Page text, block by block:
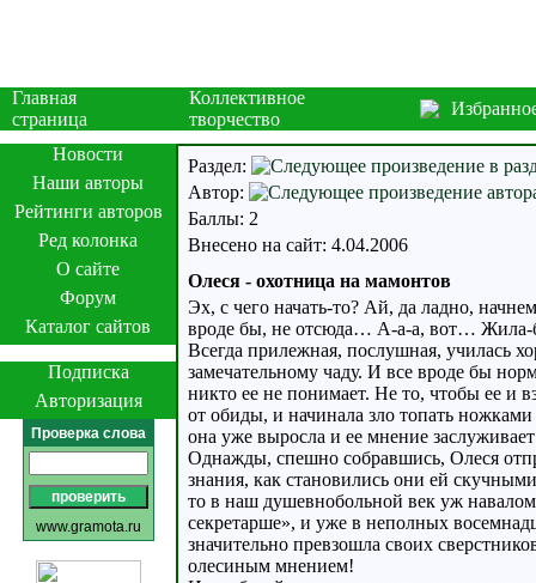
Главная
страница
Коллективное
творчество
Новости
Наши авторы
Рейтинги авторов
Ред колонка
О сайте
Форум
Каталог сайтов
Подписка
Авторизация
Проверка слова
www.gramota.ru
Раздел:
Автор:
Баллы: 2
Внесено на сайт: 4.04.2006
Олеся - охотница на мамонтов
Эх, с чего начать-то? Ай, да ладно,
вроде бы, не отсюда… А-а-а, вот… Жила-
Всегда прилежная, послушная, училась
замечательному чаду. И все вроде бы
никто ее не понимает. Не то, чтобы ее и
от обиды, и начинала зло топать
она уже выросла и ее мнение
Однажды, спешно собравшись, Олеся
знания, как становились они ей
то в наш душевнобольной век уж
секретарше», и уже в неполных
значительно превзошла своих
олесиным мнением!